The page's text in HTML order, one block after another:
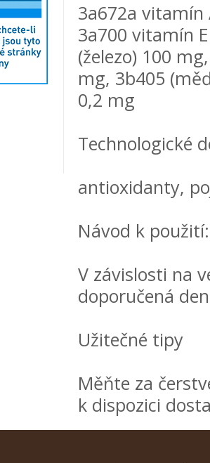
3a672a vitamín
3a700 vitamín
(železo) 100
mg, 3b405
0,2 mg
Technologické
antioxidanty,
Návod k použití:
V závislosti na
doporučená
Užitečné tipy
Měňte za
k dispozici